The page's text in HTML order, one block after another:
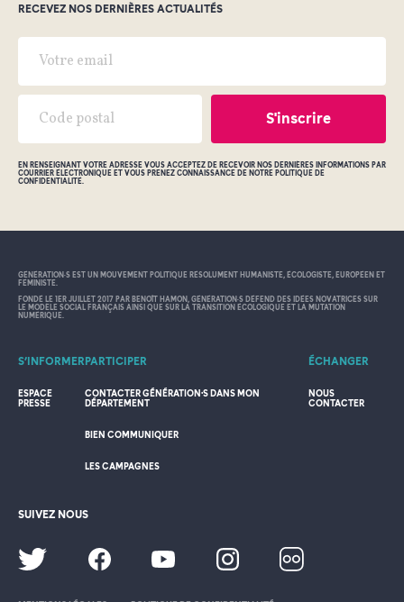
RECEVEZ NOS DERNIÈRES ACTUALITÉS
EN RENSEIGNANT VOTRE ADRESSE VOUS ACCEPTEZ DE RECEVOIR NOS DERNIÈRES INFORMATIONS PAR
COURRIER ÉLECTRONIQUE ET VOUS PRENEZ CONNAISSANCE DE NOTRE POLITIQUE DE
CONFIDENTIALITÉ.
GÉNÉRATION•S EST UN MOUVEMENT POLITIQUE RÉSOLUMENT HUMANISTE, ÉCOLOGISTE, EUROPÉEN ET
FÉMINISTE.
FONDÉ LE 1ER JUILLET 2017 PAR BENOÎT HAMON, GÉNÉRATION•S DÉFEND DES IDÉES NOVATRICES SUR
LE MODÈLE SOCIAL FRANÇAIS AINSI QUE SUR LA TRANSITION ÉCOLOGIQUE ET LA MUTATION
NUMÉRIQUE.
S’INFORMER
ESPACE
PRESSE
PARTICIPER
CONTACTER GÉNÉRATION·S DANS MON
DÉPARTEMENT
BIEN COMMUNIQUER
LES CAMPAGNES
ÉCHANGER
NOUS
CONTACTER
SUIVEZ NOUS